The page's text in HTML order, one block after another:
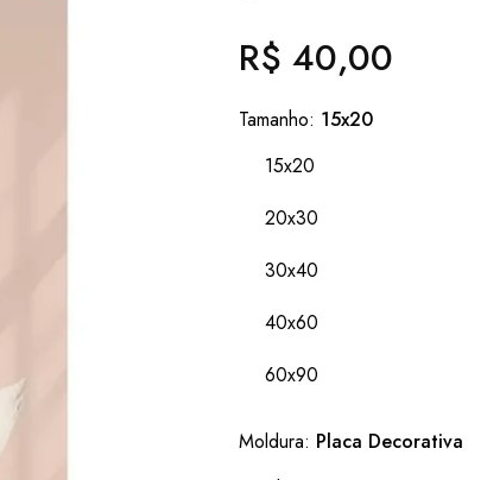
Preço
normal
R$ 40,00
Tamanho: 15x20
15x20
20x30
30x40
40x60
60x90
Moldura: Placa Decorativa